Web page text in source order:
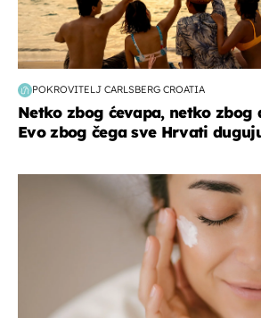
POKROVITELJ CARLSBERG CROATIA
Netko zbog ćevapa, netko zbog
Evo zbog čega sve Hrvati
moda & ljepota